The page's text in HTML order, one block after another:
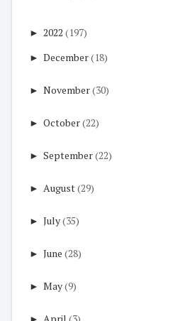
► 2022 (197)
► December(18)
► November(30)
► October(22)
► September(22)
► August(29)
► July(35)
► June (28)
► May(9)